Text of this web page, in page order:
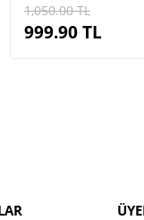
1,050.00TL
999.90TL